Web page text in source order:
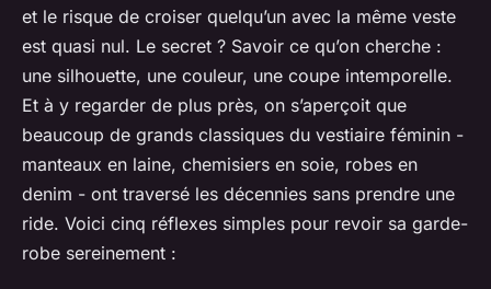
et le risque de croiser quelqu’un avec la même veste
est quasi nul. Le secret ? Savoir ce qu’on cherche :
une silhouette, une couleur, une coupe intemporelle.
Et à y regarder de plus près, on s’aperçoit que
beaucoup de grands classiques du vestiaire féminin -
manteaux en laine, chemisiers en soie, robes en
denim - ont traversé les décennies sans prendre une
ride. Voici cinq réflexes simples pour revoir sa garde-
robe sereinement :